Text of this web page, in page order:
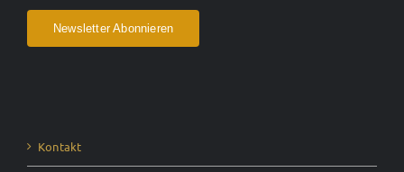
Newsletter Abonnieren
Kontakt